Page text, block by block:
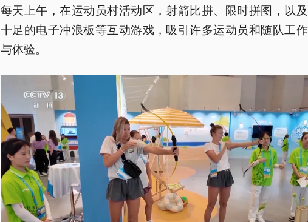
每天上午，在运动员村活动区，射箭比拼、限时拼图，以
十足的电子冲浪板等互动游戏，吸引许多运动员和随队工
与体验。